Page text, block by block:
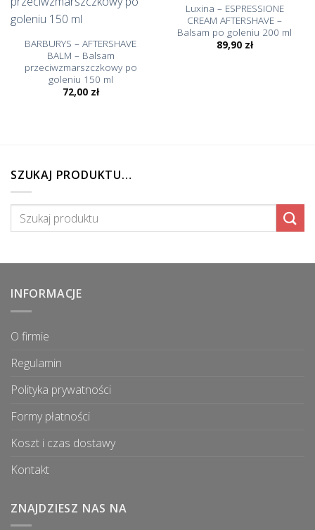
BARBURYS – AFTERSHAVE
BALM – Balsam
przeciwzmarszczkowy po
goleniu 150 ml
72,00 zł
Luxina – ESPRESSIONE
CREAM AFTERSHAVE –
Balsam po goleniu 200 ml
89,90 zł
SZUKAJ PRODUKTU…
Szukaj:
INFORMACJE
O firmie
Regulamin
Polityka prywatności
Formy płatności
Koszt i czas dostawy
Kontakt
ZNAJDZIESZ NAS NA